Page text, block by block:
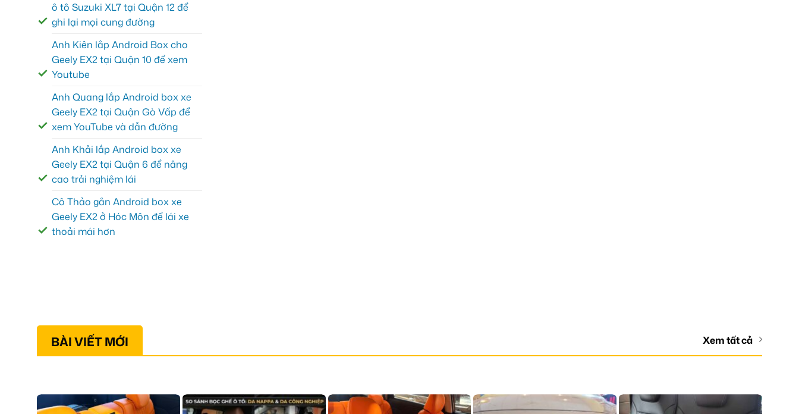
ô tô Suzuki XL7 tại Quận 12 để
ghi lại mọi cung đường
Anh Kiên lắp Android Box cho
Geely EX2 tại Quận 10 để xem
Youtube
Anh Quang lắp Android box xe
Geely EX2 tại Quận Gò Vấp để
xem YouTube và dẫn đường
Anh Khải lắp Android box xe
Geely EX2 tại Quận 6 để nâng
cao trải nghiệm lái
Cô Thảo gắn Android box xe
Geely EX2 ở Hóc Môn để lái xe
thoải mái hơn
BÀI VIẾT MỚI Xem tất cả